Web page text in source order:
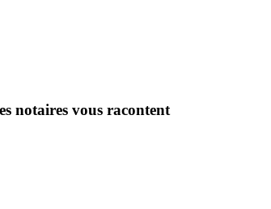
notaires vous racontent